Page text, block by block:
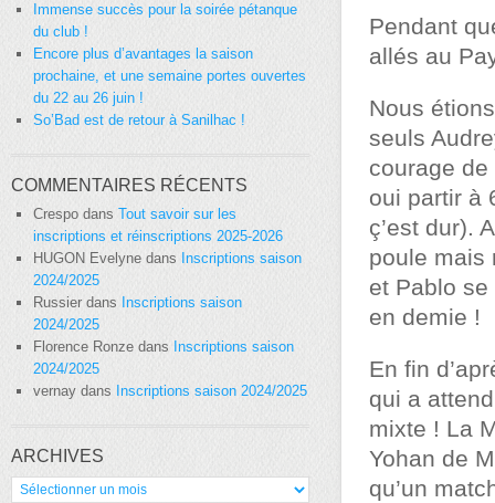
Pendant
allés au
Nous
seuls
courage
oui partir à
ç’est dur).
poule mais
et Pablo
en demie !
En fin
qui a
mixte ! La
Yohan de
qu’un
Immense succès pour la soirée pétanque
du club !
Encore plus d’avantages la saison
prochaine, et une semaine portes ouvertes
du 22 au 26 juin !
So’Bad est de retour à Sanilhac !
COMMENTAIRES RÉCENTS
Crespo dans Tout savoir sur les
inscriptions et réinscriptions 2025-2026
HUGON Evelyne dans Inscriptions saison
2024/2025
Russierdans Inscriptions saison
2024/2025
Florence Ronze dans Inscriptions saison
2024/2025
vernay dans Inscriptions saison 2024/2025
ARCHIVES
Archives